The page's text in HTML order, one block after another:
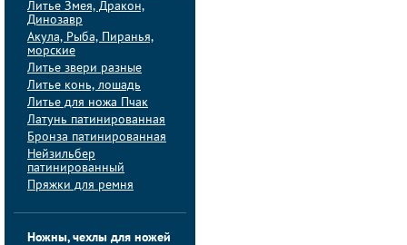
Литье Змея, Дракон,
Динозавр
Акула, Рыба, Пиранья,
морские
Литье звери разные
Литье конь, лошадь
Литье для ножа Пчак
Латунь патинированная
Бронза патинированная
Нейзильбер
патинированный
Пряжки для ремня
Ножны, чехлы для ножей